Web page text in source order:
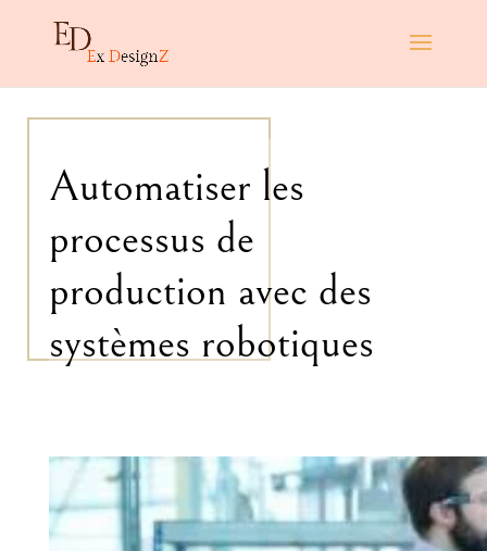
Automatiser les
processus de
production avec des
systèmes robotiques